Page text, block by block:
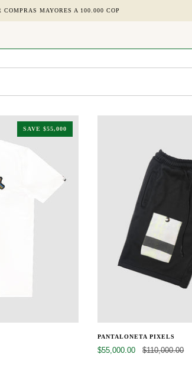
MAYORES A 100.000 COP
SAVE$55,000
PANTALONETA PIXELS
$55,000.00 $110,000.00